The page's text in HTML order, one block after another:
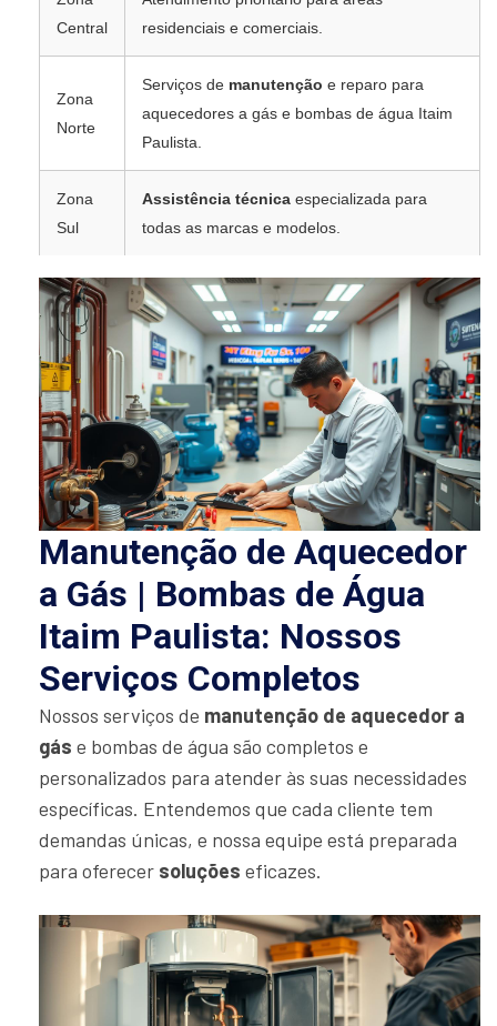
Central
residenciais e comerciais.
Zona
Norte
Serviços de manutenção e reparo para
aquecedores a gás e bombas de água Itaim
Paulista.
Zona
Sul
Assistência técnica especializada para
todas as marcas e modelos.
Manutenção de Aquecedor
a Gás | Bombas de Água
Itaim Paulista: Nossos
Serviços Completos
Nossos serviços de manutenção de aquecedor a
gás e bombas de água são completos e
personalizados para atender às suas necessidades
específicas. Entendemos que cada cliente tem
demandas únicas, e nossa equipe está preparada
para oferecer soluções eficazes.